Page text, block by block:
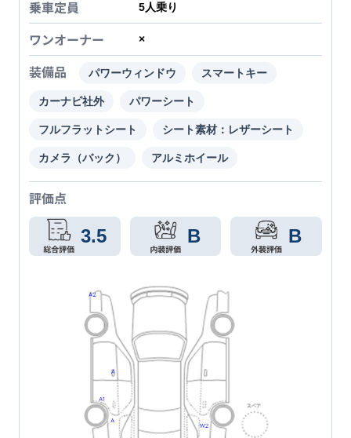
乗車定員 5人乗り
ワンオーナー ×
装備品 パワーウィンドウ スマートキー
カーナビ社外 パワーシート
フルフラットシート シート素材：レザーシート
カメラ（バック） アルミホイール
評価点
3.5 B B